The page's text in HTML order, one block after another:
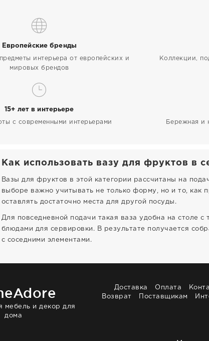
Европейские бренды
интерьера от европейских и
мировых брендов
Коллекции,
15+ лет в интерьере
с современными интерьерами Бережная и
Как использовать вазу для фруктов в
Вазы для фруктов в этой категории рассчитаны на
выборе важно учитывать не только форму, но и то, как
оставлять достаточно места для другой посуды.
Для повседневной подачи такая ваза удобна на столе
блюдами для сервировки. В результате получается
с соседними элементами.
мебель и декор для
дома
Доставка Оплата
Возврат
Поставщикам